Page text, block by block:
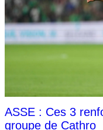
ASSE : Ces 3
groupe de Cathro